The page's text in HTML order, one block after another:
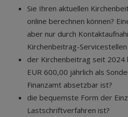
Sie Ihren aktuellen
online berechnen können?
aber nur durch
Kirchenbeitrag-Servicestellen
der Kirchenbeitrag seit 2024
EUR 600,00 jährlich als
Finanzamt absetzbar ist?
die bequemste Form der
Lastschriftverfahren ist?